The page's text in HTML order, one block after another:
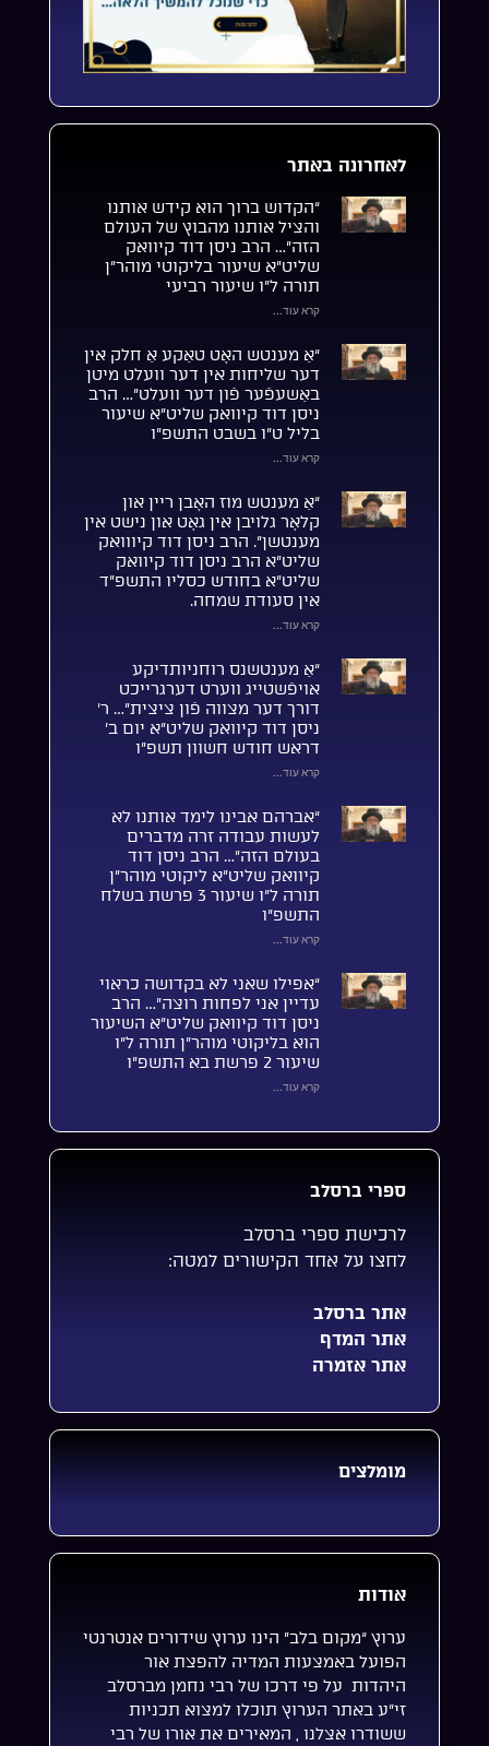
לאחרונה באתר
“הקדוש ברוך הוא קידש אותנו
והציל אותנו מהבוץ של העולם
הזה”… הרב ניסן דוד קיוואק
שליט”א שיעור בליקוטי מוהר”ן
תורה ל”ו שיעור רביעי
קרא עוד...
“אַ מענטש האָט טאַקע אַ חלק אין
דער שליחות אין דער וועלט מיטן
באַשעפֿער פֿון דער וועלט”… הרב
ניסן דוד קיוואק שליט”א שיעור
בליל ט”ו בשבט התשפ”ו
קרא עוד...
“אַ מענטש מוז האָבן ריין און
קלאָר גלויבן אין גאָט און נישט אין
מענטשן”. הרב ניסן דוד קיווואק
שליט”א הרב ניסן דוד קיוואק
שליט”א בחודש כסליו התשפ”ד
אין סעודת שמחה.
קרא עוד...
“אַ מענטשנס רוחניותדיקע
אויפֿשטייג ווערט דערגרייכט
דורך דער מצווה פֿון ציצית”… ר’
ניסן דוד קיוואק שליט”א יום ב’
דראש חודש חשוון תשפ”ו
קרא עוד...
“אברהם אבינו לימד אותנו לא
לעשות עבודה זרה מדברים
בעולם הזה”… הרב ניסן דוד
קיוואק שליט”א ליקוטי מוהר”ן
תורה ל”ו שיעור 3 פרשת בשלח
התשפ”ו
קרא עוד...
“אפילו שאני לא בקדושה כראוי
עדיין אני לפחות רוצה”… הרב
ניסן דוד קיוואק שליט”א השיעור
הוא בליקוטי מוהר”ן תורה ל”ו
שיעור 2 פרשת בא התשפ”ו
קרא עוד...
ספרי ברסלב
לרכישת ספרי ברסלב
לחצו על אחד הקישורים למטה:
אתר ברסלב
אתר המדף
אתר אזמרה
מומלצים
אודות
ערוץ “מקום בלב” הינו ערוץ שידורים אנטרנטי
הפועל באמצעות המדיה להפצת אור
היהדות על פי דרכו של רבי נחמן מברסלב
זי”ע באתר הערוץ תוכלו למצוא תכניות
ששודרו אצלנו , המאירים את אורו של רבי